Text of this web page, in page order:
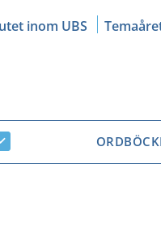
inom UBS
Klarspråk
undersidor